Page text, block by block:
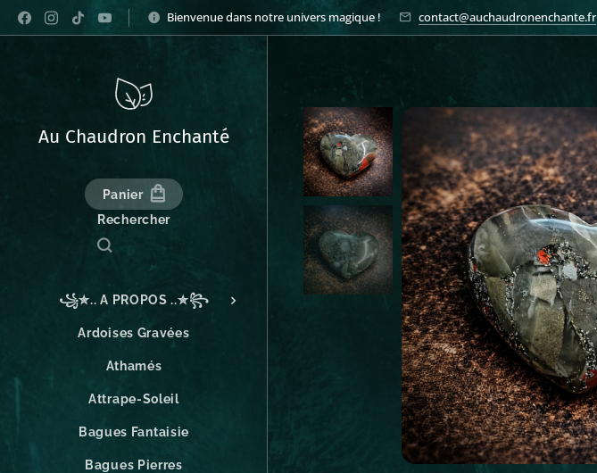
Bienvenue dans notre univers magique ! contact@auchaudronenchante.fr
Au Chaudron Enchanté
Panier
Rechercher
꧁✮.. A PROPOS ..✮꧂
Ardoises Gravées
Athamés
Attrape-Soleil
Bagues Fantaisie
Bagues Pierres